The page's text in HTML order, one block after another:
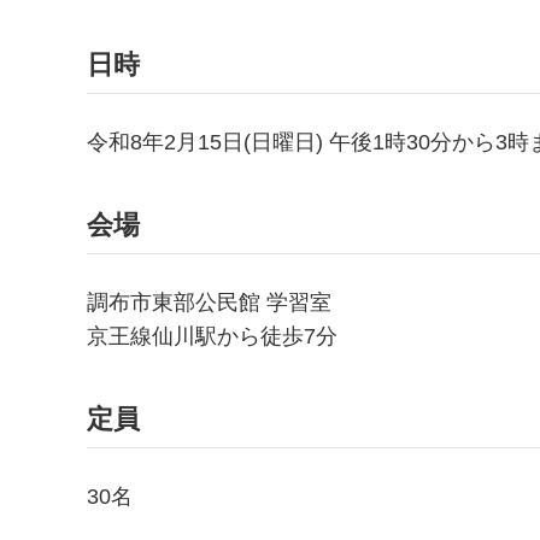
日時
令和8年2月15日(日曜日) 午後1時30分から3時
会場
調布市東部公民館 学習室
京王線仙川駅から徒歩7分
定員
30名